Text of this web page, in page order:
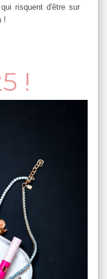
risquent d'être sur
!
!